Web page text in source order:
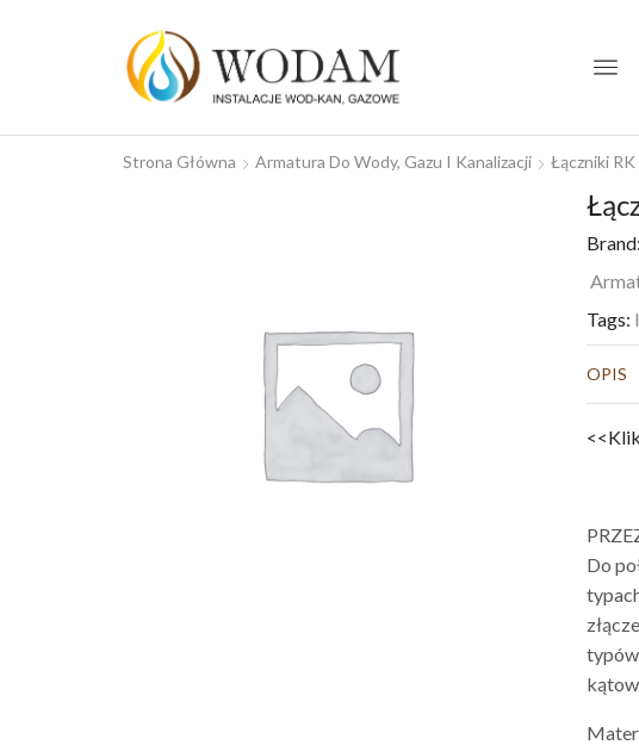
Strona Główna Armatura Do Wody, Gazu I Kanalizacji Łączniki RK
Brand:
Tags:
OPIS
Do
typów